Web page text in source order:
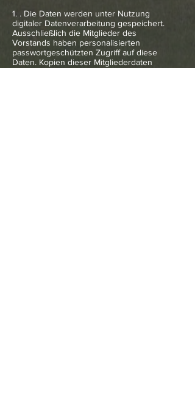
1. . Die Daten werden unter Nutzung
digitaler Datenverarbeitung gespeichert.
Ausschließlich die Mitglieder des
Vorstands haben personalisierten
passwortgeschützten Zugriff auf diese
Daten. Kopien dieser Mitgliederdaten